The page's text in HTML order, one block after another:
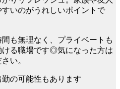
いのがうれしいポイントで
も無理なく、プライベートも
ける職場です◎気になった方は
い。
の可能性もあります